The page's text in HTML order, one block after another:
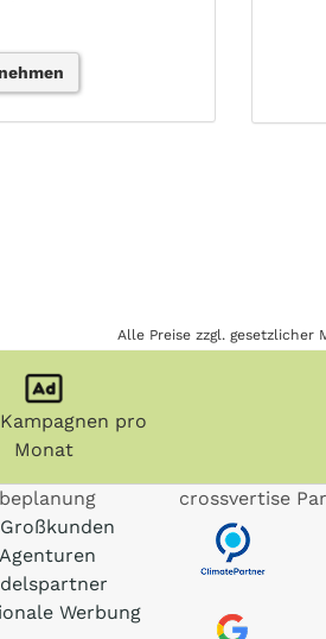
Alle Preise zzgl.
pro
Monat
Werbung
crossvertise